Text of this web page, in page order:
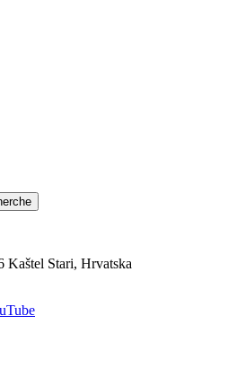
Kaštel Stari, Hrvatska